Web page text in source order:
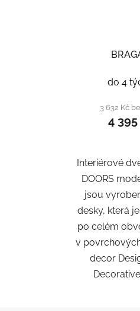
do 4
3 632 Kč
4 395
Interiérové
DOORS
jsou
desky, která
po celém
v
decor